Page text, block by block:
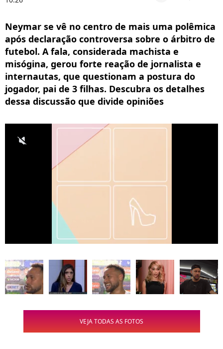
Neymar se vê no centro de mais uma polêmica
após declaração controversa sobre o árbitro de
futebol. A fala, considerada machista e
misógina, gerou forte reação de jornalista e
internautas, que questionam a postura do
jogador, pai de 3 filhas. Descubra os detalhes
dessa discussão que divide opiniões
VEJA TODAS AS FOTOS